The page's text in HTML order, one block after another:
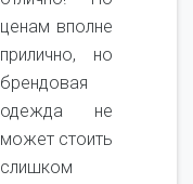
ценам вполне
прилично, но
брендовая
одежда не
может стоить
слишком